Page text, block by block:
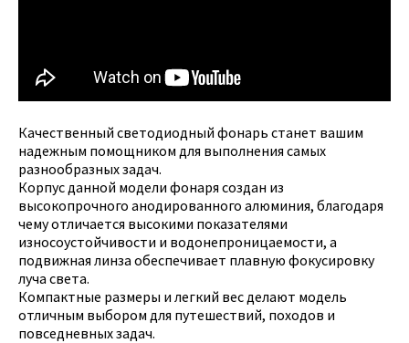
Качественный светодиодный фонарь станет вашим
надежным помощником для выполнения самых
разнообразных задач.
Корпус данной модели фонаря создан из
высокопрочного анодированного алюминия, благодаря
чему отличается высокими показателями
износоустойчивости и водонепроницаемости, а
подвижная линза обеспечивает плавную фокусировку
луча света.
Компактные размеры и легкий вес делают модель
отличным выбором для путешествий, походов и
повседневных задач.